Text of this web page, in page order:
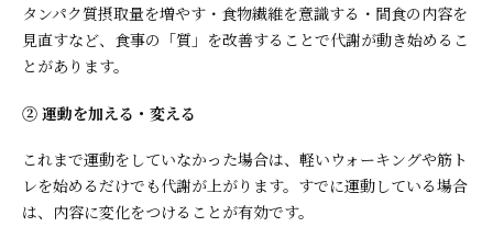
タンパク質摂取量を増やす・食物繊維を意識する・間食の内容を
見直すなど、食事の「質」を改善することで代謝が動き始めるこ
とがあります。
② 運動を加える・変える
これまで運動をしていなかった場合は、軽いウォーキングや筋ト
レを始めるだけでも代謝が上がります。すでに運動している場合
は、内容に変化をつけることが有効です。